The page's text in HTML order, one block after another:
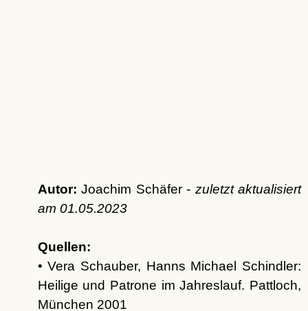
Autor: Joachim Schäfer - zuletzt aktualisiert
am 01.05.2023
Quellen:
• Vera Schauber, Hanns Michael Schindler:
Heilige und Patrone im Jahreslauf. Pattloch,
München 2001